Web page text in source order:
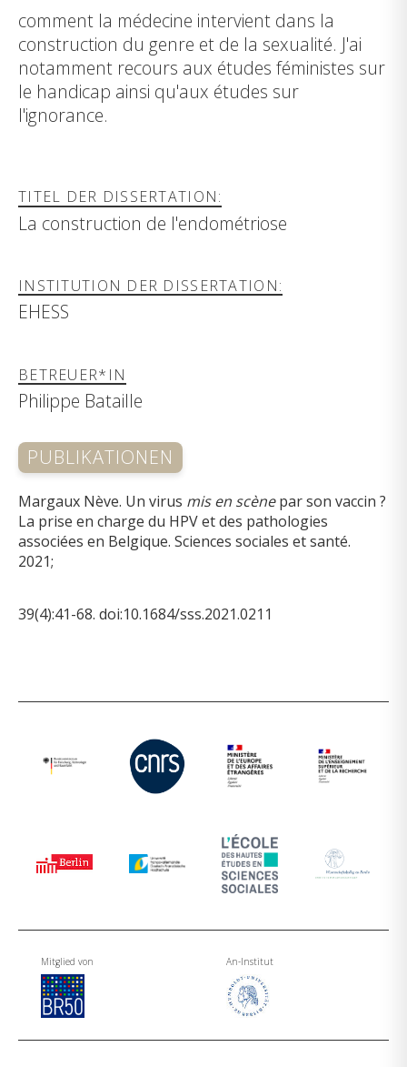
comment la médecine intervient dans la
construction du genre et de la sexualité. J'ai
notamment recours aux études féministes sur
le handicap ainsi qu'aux études sur
l'ignorance.
TITEL DER DISSERTATION:
La construction de l'endométriose
INSTITUTION DER DISSERTATION:
EHESS
BETREUER*IN
Philippe Bataille
PUBLIKATIONEN
Margaux Nève. Un virus mis en scènepar son vaccin ?
La prise en charge du HPV et des pathologies
associées en Belgique. Sciences sociales et santé.
2021;
39(4):41-68. doi:10.1684/sss.2021.0211
Mitglied von An-Institut